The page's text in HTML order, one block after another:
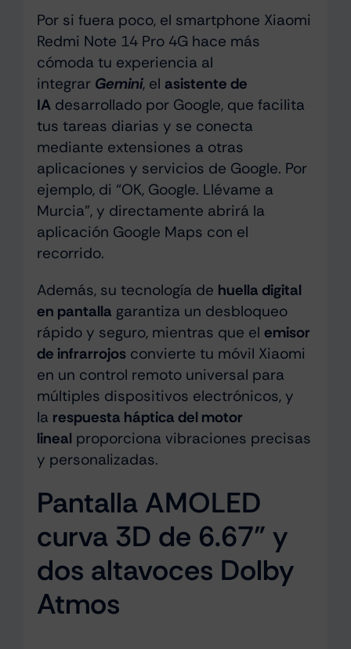
Por si fuera poco, el smartphone Xiaomi
Redmi Note 14 Pro 4G hace más
cómoda tu experiencia al
integrar Gemini, el asistente de
IAdesarrollado por Google, que facilita
tus tareas diarias y se conecta
mediante extensiones a otras
aplicaciones y servicios de Google. Por
ejemplo, di “OK, Google. Llévame a
Murcia”, y directamente abrirá la
aplicación Google Maps con el
recorrido.
Además, su tecnología de huella digital
en pantalla garantiza un desbloqueo
rápido y seguro, mientras que el emisor
de infrarrojosconvierte tu móvil Xiaomi
en un control remoto universal para
múltiples dispositivos electrónicos, y
la respuesta háptica del motor
lineal proporciona vibraciones precisas
y personalizadas.
Pantalla AMOLED
curva 3D de 6.67” y
dos altavoces Dolby
Atmos